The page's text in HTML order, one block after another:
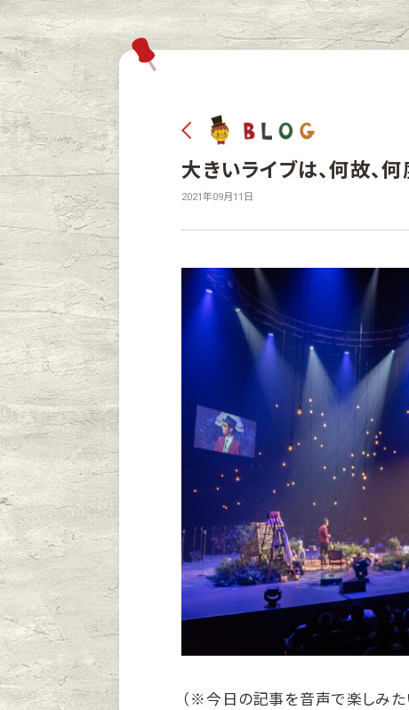
大きいライブは、何故、
2021年09月11日
（※今日の記事を音声で楽しみた